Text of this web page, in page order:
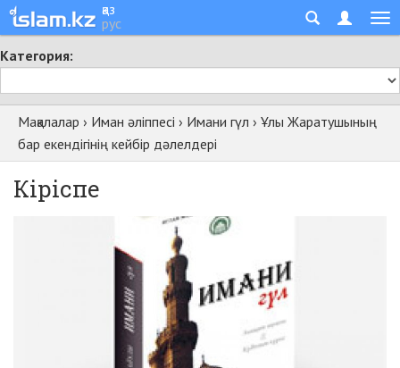
қаз
рус
Категория:
Мақалалар › Иман әліппесі › Имани гүл › Ұлы Жаратушының
бар екендігінің кейбір дәлелдері
Кіріспе